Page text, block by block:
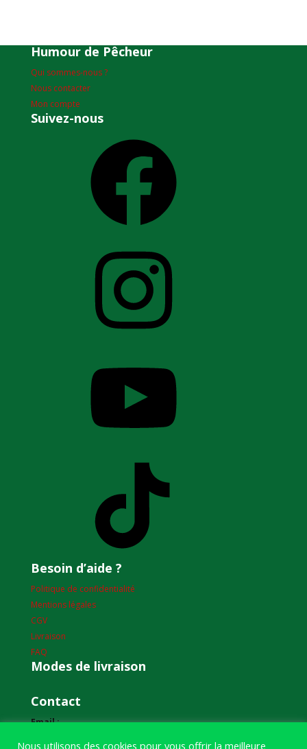
Humour de Pêcheur
Qui sommes-nous ?
Nous contacter
Mon compte
Suivez-nous
Besoin d’aide ?
Politique de confidentialité
Mentions légales
CGV
Livraison
FAQ
Modes de livraison
Contact
Email :
Nous utilisons des cookies pour vous offrir la meilleure